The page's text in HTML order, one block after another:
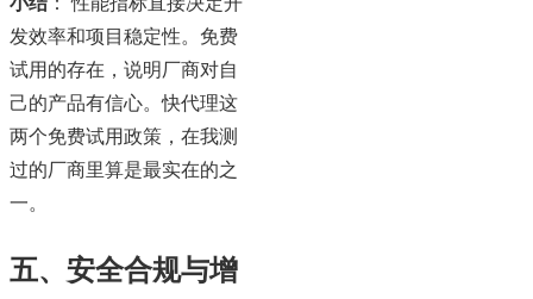
发效率和项目稳定性。免费
试用的存在，说明厂商对自
己的产品有信心。快代理这
两个免费试用政策，在我测
过的厂商里算是最实在的之
一。
五、安全合规与增